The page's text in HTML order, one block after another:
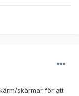
skärmar för att